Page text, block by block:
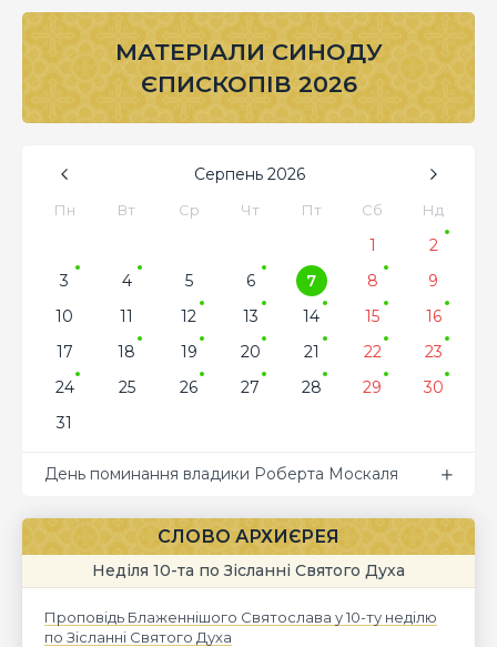
МАТЕРІАЛИ СИНОДУ
ЄПИСКОПІВ 2026
Серпень 2026
Пн Вт Ср Чт Пт Сб Нд
1
2
3
4 5 6 7 8
9
10
11 12 13 14 15
16
17
18 19 20 21 22
23
24
25 26 27 28 29
30
31
День поминання владики Роберта Москаля
СЛОВО АРХИЄРЕЯ
Неділя 10-та по Зісланні Святого Духа
Проповідь Блаженнішого Святослава у 10-ту неділю
по Зісланні Святого Духа